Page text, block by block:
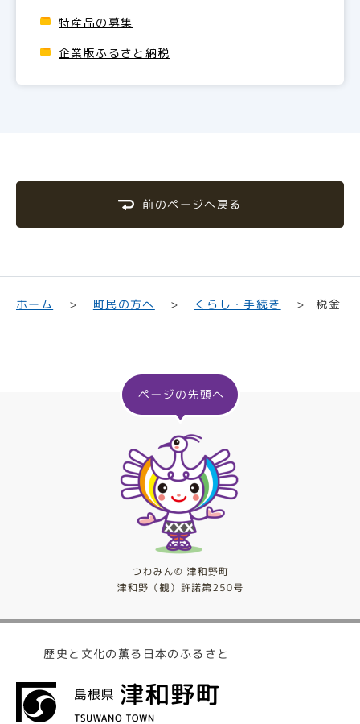
特産品の募集
企業版ふるさと納税
前のページへ戻る
ホーム 町民の方へ くらし・手続き 税金
歴史と文化の薫る日本のふるさと